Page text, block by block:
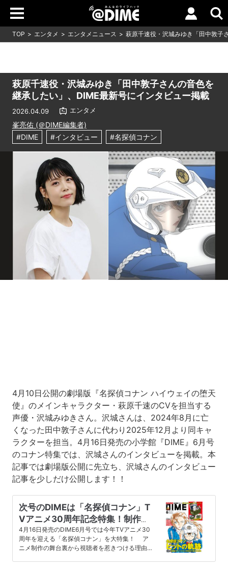
TOP エンタメ エンタメニュース 萩原千速役・沢城みゆき「田中敦子
萩原千速役・沢城みゆき「田中敦子さんの音色を
継承したい」、DIME最新号にインタビュー掲載
2026.04.09 エンタメ
峯亮佑 (＠DIME編集者)
#DIME
#インタビュー #名探偵コナン
4月10日公開の劇場版『名探偵コナン ハイウェイの堕天
使』のメインキャラクター・萩原千速のCVを担当する
声優・沢城みゆきさん。沢城さんは、2024年8月に亡
くなった田中敦子さんに代わり2025年12月より同キャ
ラクターを担当。4月16日発売の小学館『DIME』6月号
のコナン特集では、沢城さんのインタビューを掲載。本
記事では劇場版公開に先立ち、沢城さんのインタビュー
記事を少しだけ公開します！！
次号のDIMEは「名探偵コナン」T
Vアニメ30周年記念特集！制作の
舞台裏、130曲以上の主題歌を総
まとめ、4月16日発売
4月16日発売のDIME6月号では今年TVアニメ30
周年を迎える「名探偵コナン」を大特集！ ア
ニメ制作の舞台裏から視聴者を惹きつける理由、